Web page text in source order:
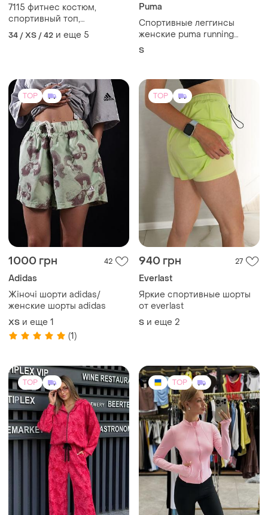
7115 фитнес костюм,
спортивный топ,
спортивные лосины,
костюм для спортзала
34 / XS / 42 и еще 5
Puma
Спортивные леггинсы
женские puma running
лосины s
S
TOP
1000 грн 42
Adidas
Жіночі шорти adidas/
женские шорты adidas
ХS и еще 1
(1)
TOP
940 грн 27
Everlast
Яркие спортивные шорты
от everlast
S и еще 2
TOP TOP